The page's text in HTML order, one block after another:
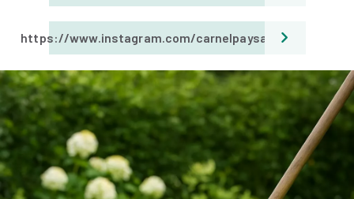
https://www.instagram.com/carnelpaysages/